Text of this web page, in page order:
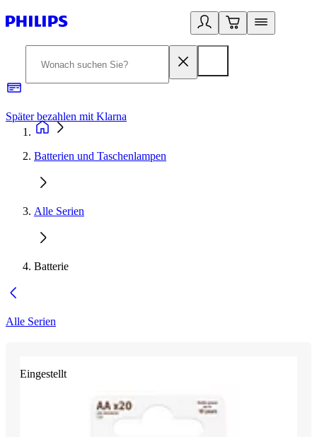
Später bezahlen mit Klarna
Batterien und Taschenlampen
Alle Serien
Batterie
Alle Serien
Eingestellt